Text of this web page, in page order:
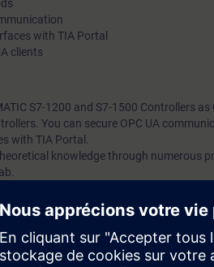
with TIA Portal
clients
S7-1200 and S7-1500 Controllers
You can secure OPC UA
with TIA Portal.
knowledge through numerous
engineering
toTIA-PRO2